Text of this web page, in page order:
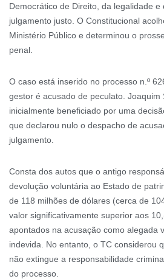
Democrático de Direito, da legalidade e
julgamento justo. O Constitucional
Ministério Público e determinou o
penal.
O caso está inserido no processo n.º
gestor é acusado de peculato. Joaquim
inicialmente beneficiado por uma
que declarou nulo o despacho de
julgamento.
Consta dos autos que o antigo
devolução voluntária ao Estado de
de 118 milhões de dólares (cerca de
valor significativamente superior aos
apontados na acusação como alegada
indevida. No entanto, o TC considerou
não extingue a responsabilidade
do processo.